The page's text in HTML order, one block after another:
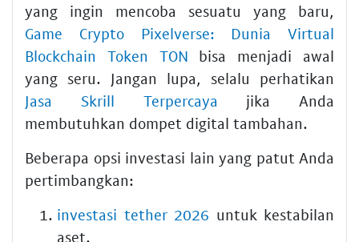
yang ingin mencoba sesuatu yang baru,
Game Crypto Pixelverse: Dunia Virtual
Blockchain Token TON bisa menjadi awal
yang seru. Jangan lupa, selalu perhatikan
Jasa Skrill Terpercaya jika Anda
membutuhkan dompet digital tambahan.
Beberapa opsi investasi lain yang patut Anda
pertimbangkan:
investasi tether 2026 untuk kestabilan
aset.